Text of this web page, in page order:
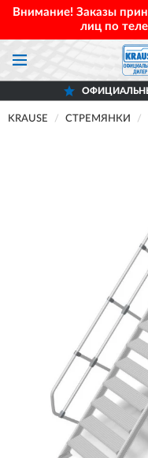
Внимание! Заказы
лиц по
KRAUSE СТРЕМЯНКИ